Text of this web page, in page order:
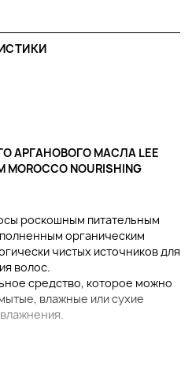
АРГАНОВОГО МАСЛА LEE
MOROCCO NOURISHING
роскошным питательным
органическим
чистых источников для
волос.
средство, которое можно
влажные или сухие
АРГАНОВОГО
OIL FROM MOROCCO